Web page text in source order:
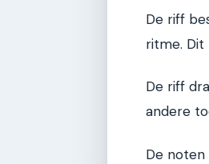
De riff
ritme. Dit
De riff
andere
De noten